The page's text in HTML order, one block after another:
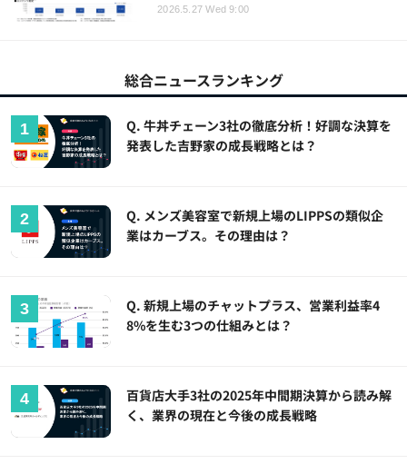
2026.5.27 Wed 9:00
総合ニュースランキング
Q. 牛丼チェーン3社の徹底分析！好調な決算を
発表した吉野家の成長戦略とは？
Q. メンズ美容室で新規上場のLIPPSの類似企
業はカーブス。その理由は？
Q. 新規上場のチャットプラス、営業利益率4
8%を生む3つの仕組みとは？
百貨店大手3社の2025年中間期決算から読み解
く、業界の現在と今後の成長戦略